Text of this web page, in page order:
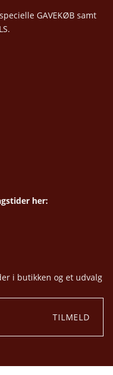
GAVEKØB samt
her:
i butikken og et udvalg
TILMELD